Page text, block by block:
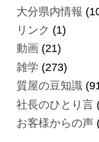
大分県内情報
リンク (1)
動画 (21)
雑学 (273)
質屋の豆知識
社長のひとり言
お客様からの声